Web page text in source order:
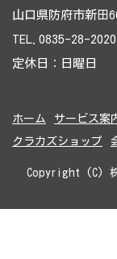
山口県防府市新田
TEL.0835-28-
定休日：日曜日
ホーム サービス案
クラカズショップ
Copyright (C) 株